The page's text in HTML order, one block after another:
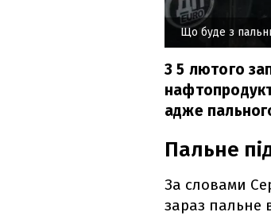
Що буде з
З 5 лютого
адже
Пальне
За словами
зараз пальне